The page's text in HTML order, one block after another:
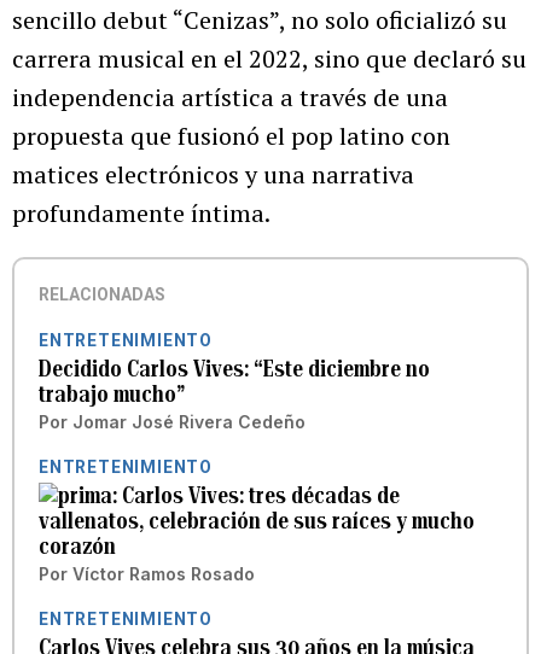
sencillo debut “Cenizas”, no solo oficializó su
carrera musical en el 2022, sino que declaró su
independencia artística a través de una
propuesta que fusionó el pop latino con
matices electrónicos y una narrativa
profundamente íntima.
RELACIONADAS
ENTRETENIMIENTO
Decidido Carlos Vives: “Este diciembre no
trabajo mucho”
Por Jomar José Rivera Cedeño
ENTRETENIMIENTO
Carlos Vives: tres décadas de
vallenatos, celebración de sus raíces y mucho
corazón
Por Víctor Ramos Rosado
ENTRETENIMIENTO
Carlos Vives celebra sus 30 años en la música